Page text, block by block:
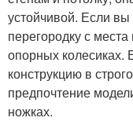
устойчивой. Если
перегородку с
опорных колесиках.
конструкцию в
предпочтение
ножках.